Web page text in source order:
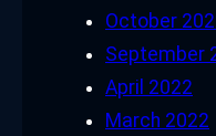
October
September
April 2022
March 2022